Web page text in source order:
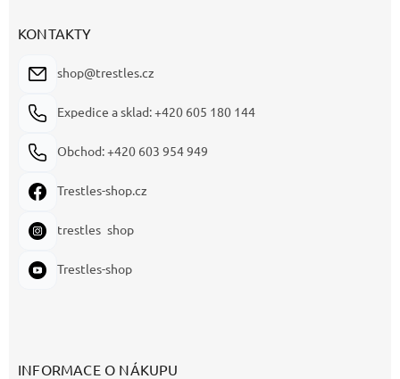
KONTAKTY
shop@trestles.cz
Expedice a sklad: +420 605 180 144
Obchod: +420 603 954 949
Trestles-shop.cz
trestles_shop
Trestles-shop
INFORMACE O NÁKUPU